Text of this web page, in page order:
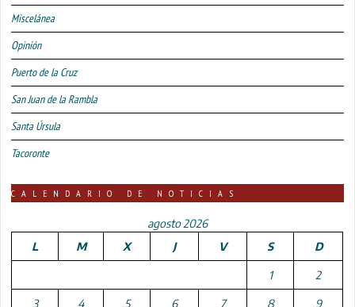
Miscelánea
Opinión
Puerto de la Cruz
San Juan de la Rambla
Santa Úrsula
Tacoronte
CALENDARIO DE NOTICIAS
agosto 2026
L
M X J V S D
1 2
3 4 5 6 7 8 9